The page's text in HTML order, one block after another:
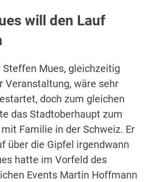
will den Lauf
Mues, gleichzeitig
Veranstaltung, wäre sehr
doch zum gleichen
das Stadtoberhaupt zum
Familie in der Schweiz. Er
über die Gipfel irgendwann
hatte im Vorfeld des
Events Martin Hoffmann